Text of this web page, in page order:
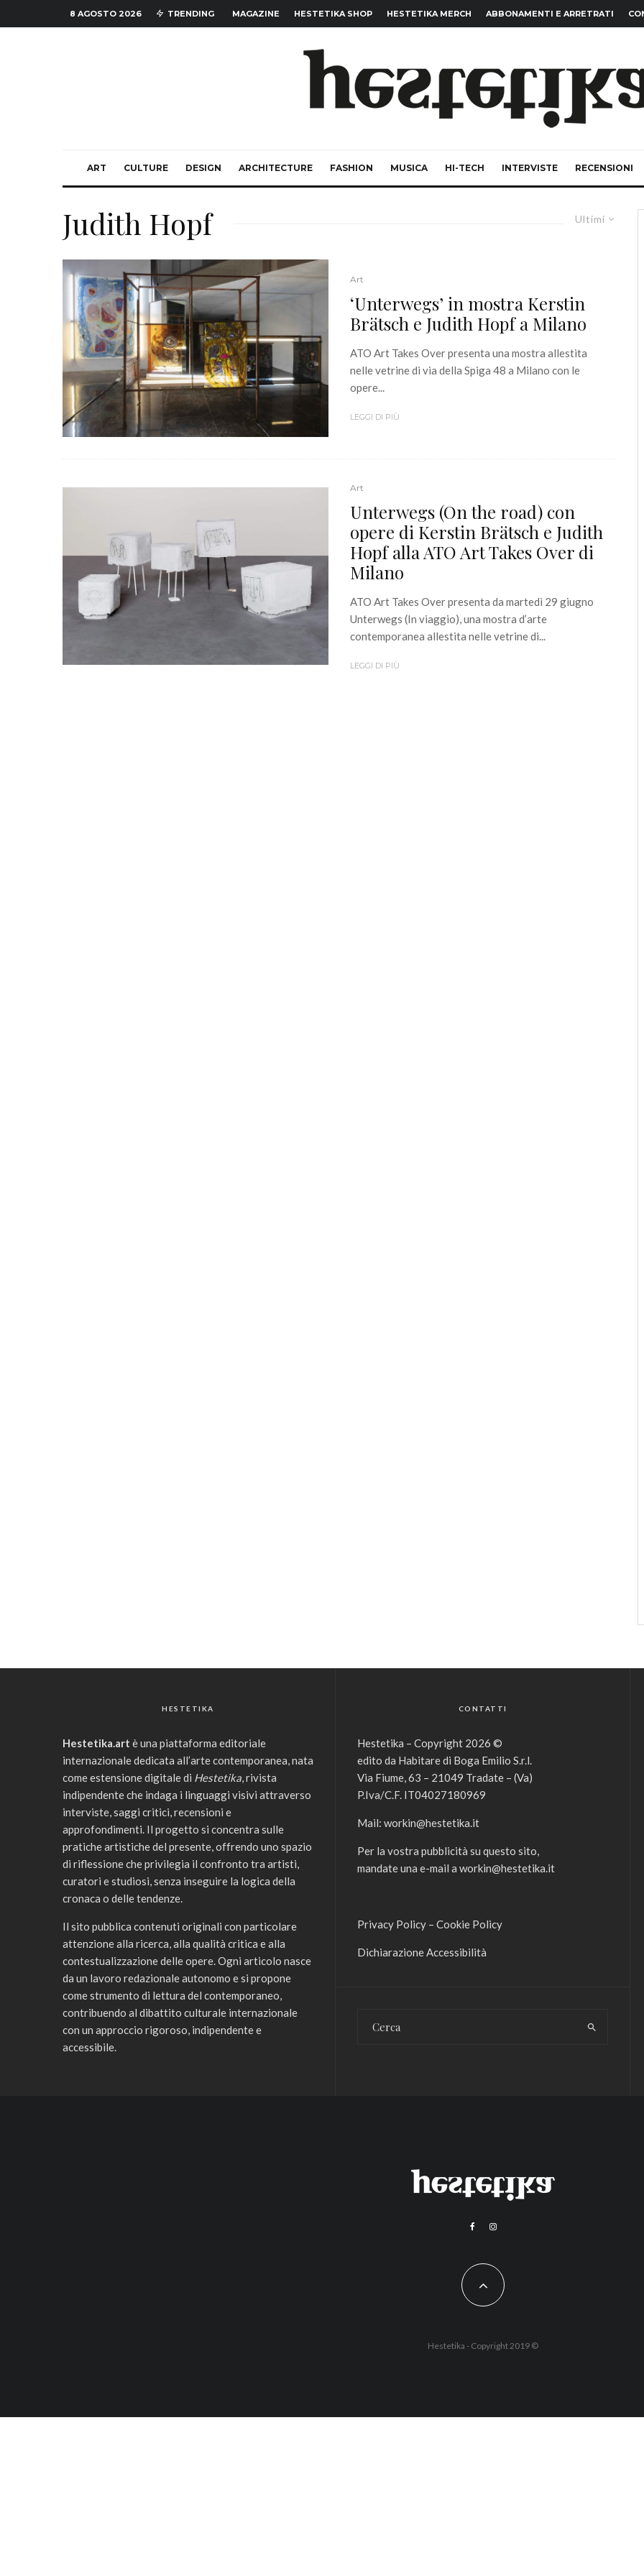
8 AGOSTO 2026 TRENDING MAGAZINE HESTETIKA SHOP HESTETIKA MERCH ABBONAMENTI E ARRETRATI
ART CULTURE DESIGN ARCHITECTURE FASHION MUSICA HI-TECH INTERVISTE RECENSIONI
Ultimi
Judith Hopf
Art
‘Unterwegs’ in mostra Kerstin
Brätsch e Judith Hopf a Milano
ATO Art Takes Over presenta una mostra allestita
nelle vetrine di via della Spiga 48 a Milano con le
opere...
LEGGI DI PIÙ
Art
Unterwegs (On the road) con
opere di Kerstin Brätsch e Judith
Hopf alla ATO Art Takes Over di
Milano
ATO Art Takes Over presenta da martedì 29 giugno
Unterwegs (In viaggio), una mostra d’arte
contemporanea allestita nelle vetrine di...
LEGGI DI PIÙ
HESTETIKA
Hestetika.art è una piattaforma editoriale
internazionale dedicata all’arte contemporanea, nata
come estensione digitale di Hestetika, rivista
indipendente che indaga i linguaggi visivi attraverso
interviste, saggi critici, recensioni e
approfondimenti. Il progetto si concentra sulle
pratiche artistiche del presente, offrendo uno spazio
di riflessione che privilegia il confronto tra artisti,
curatori e studiosi, senza inseguire la logica della
cronaca o delle tendenze.
Il sito pubblica contenuti originali con particolare
attenzione alla ricerca, alla qualità critica e alla
contestualizzazione delle opere. Ogni articolo nasce
da un lavoro redazionale autonomo e si propone
come strumento di lettura del contemporaneo,
contribuendo al dibattito culturale internazionale
con un approccio rigoroso, indipendente e
accessibile.
CONTATTI
Hestetika – Copyright 2026 ©
edito da Habitare di Boga Emilio S.r.l.
Via Fiume, 63 – 21049 Tradate – (Va)
P.Iva/C.F. IT04027180969
Mail: workin@hestetika.it
Per la vostra pubblicità su questo sito,
mandate una e-mail a workin@hestetika.it
Privacy Policy – Cookie Policy
Dichiarazione Accessibilità
Hestetika - Copyright 2019 ©